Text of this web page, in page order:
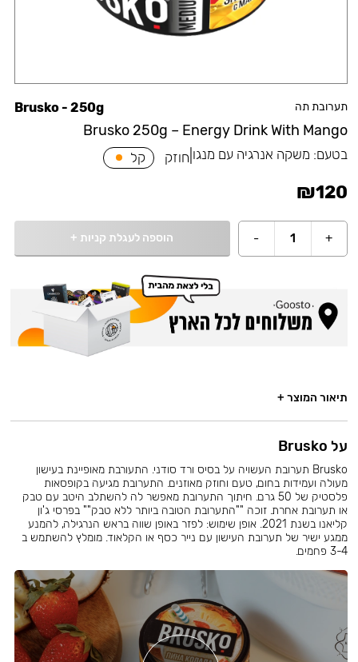
תערובת תה
Brusko 250g – Energy Drink With Mango
Brusko - 250g
בטעם: משקה אנרגיה עם מנגו חוזק קל
₪120
+
1
- הוספה לעגלת קניות +
תיאור המוצר +
על Brusko
Brusko תערובת העשויה על בסיס ורד סודני. התעורבת מאופיינת בעישון
מעולה ועמידות בחום, טעם וחוזק מאוזנים. התערובת מגיעה בקופסאות
פלסטיק של 50 גרם. חיתוך התערובת מאפשר לה להשתלב היטב עם טבק
או תערובת אחרת. זוכה ""התערובת הטובה ביותר ללא טבק"" בפרסי ג'ון
קליאנו בשנת 2021. אופן שימוש: לפזר באופן שווה בראש הנרגילה, להמנע
ממגע ישיר של תערובת העישון עם נייר כסף או הקלאוד. מומלץ להשתמש ב
3-4 פחמים.